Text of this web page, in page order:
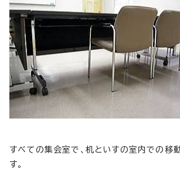
すべての集会室で、机といすの室内での移
す。